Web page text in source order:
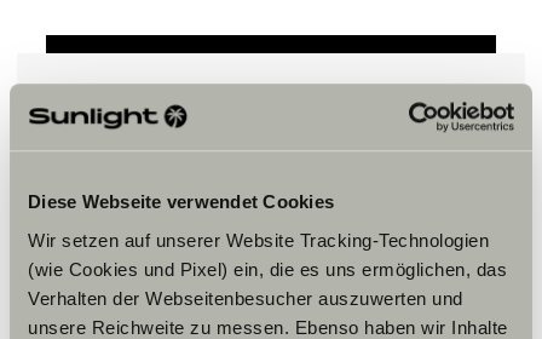
Diese Webseite verwendet Cookies
Wir setzen auf unserer Website Tracking-Technologien
(wie Cookies und Pixel) ein, die es uns ermöglichen, das
Verhalten der Webseitenbesucher auszuwerten und
unsere Reichweite zu messen. Ebenso haben wir Inhalte
Paramètre des cookies